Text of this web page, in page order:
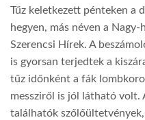
Tűz keletkezett pénteken a
hegyen, más néven a
Szerencsi Hírek. A
is gyorsan terjedtek a
tűz időnként a fák
messziről is jól látható volt.
találhatók szőlőültetvények,